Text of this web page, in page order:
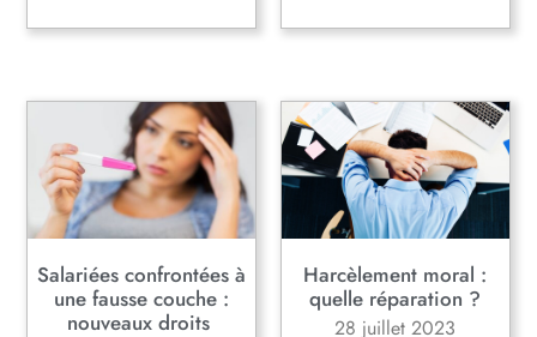
Salariées confrontées à
une fausse couche :
nouveaux droits
Harcèlement moral :
quelle réparation ?
28 juillet 2023